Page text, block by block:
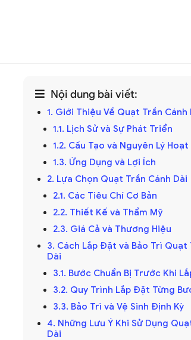
Nội dung bài viết:
1. Giới Thiệu Về Quạt Trần Cánh
1.1. Lịch Sử và Sự Phát Triển
1.2. Cấu Tạo và Nguyên Lý
1.3. Ứng Dụng và Lợi Ích
2. Lựa Chọn Quạt Trần Cánh Dài
2.1. Các Tiêu Chí Cơ Bản
2.2. Thiết Kế và Thẩm Mỹ
2.3. Giá Cả và Thương Hiệu
3. Cách Lắp Đặt và Bảo Trì Quạt
Dài
3.1. Bước Chuẩn Bị Trước Khi
3.2. Quy Trình Lắp Đặt Từng
3.3. Bảo Trì và Vệ Sinh Định Kỳ
4. Những Lưu Ý Khi Sử Dụng
Dài